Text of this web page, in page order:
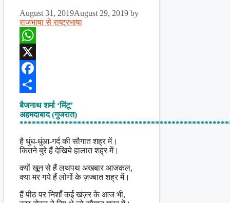
August 31, 2019August 29, 2019 by
राजभाषा से राष्ट्रभाषा
WhatsApp
X
Facebook
Share
बैजनाथ शर्मा ‘मिंटू’
अहमदाबाद (गुजरात)
है धुंध-धुंआ-गर्द की सौगात शह्र में।
कितने बुरे हैं देखिये हालात शह्र में।
क्यों खून से हैं लथपथ अखबार आजकल,
क्या मर गये हैं लोगों के ज़ज्बात शह्र में।
हैं पीठ पर निशाँ कई खंज़र के आज भी,